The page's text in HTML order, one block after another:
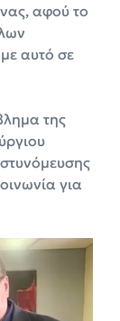
αφού το
αυτό σε
της
για